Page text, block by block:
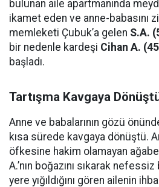
bulunan aile apartmanında
ikamet eden ve anne-babasını
memleketi Çubuk’a gelen S.A.
bir nedenle kardeşi Cihan A.
başladı.
Tartışma Kavgaya
Anne ve babalarının gözü
kısa sürede kavgaya dönüştü.
öfkesine hakim olamayan
A.’nın boğazını sıkarak
yere yığıldığını gören ailenin